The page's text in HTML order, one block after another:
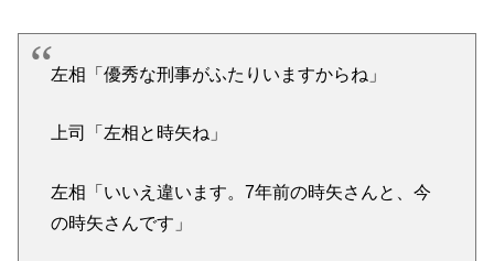
左相「優秀な刑事がふたりいますからね」
上司「左相と時矢ね」
左相「いいえ違います。7年前の時矢さんと、今
の時矢さんです」